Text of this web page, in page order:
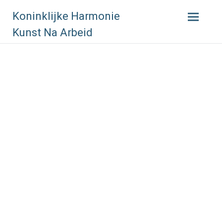
content
Koninklijke Harmonie
Kunst Na Arbeid